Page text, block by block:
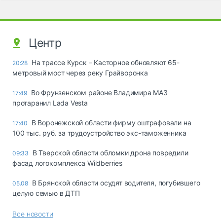
Центр
20:28 На трассе Курск – Касторное обновляют 65-
метровый мост через реку Грайворонка
17:49 Во Фрунзенском районе Владимира МАЗ
протаранил Lada Vesta
17:40
В Воронежской области фирму оштрафовали на
100 тыс. руб. за трудоустройство экс-таможенника
09:33
В Тверской области обломки дрона повредили
фасад логокомплекса Wildberries
05.08 В Брянской области осудят водителя, погубившего
целую семью в ДТП
Все новости